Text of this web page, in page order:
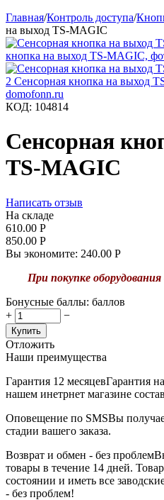
Главная/Контроль доступа/
на выход TS-MAGIC
КОД: 104814
Сенсорная
TS-MAGIC
Написать отзыв
На складе
610.00 Р
850.00 Р
Вы экономите: 240.00 Р
При покупке оборудования
Бонусные баллы: баллов
+
−
Купить
Отложить
Наши преимущества
Гарантия 12 месяцевГарантия
нашем инетрнет магазине
Оповещение по SMSВы
стадии вашего заказа.
Возврат и обмен - без проблем
товары в течение 14 дней.
состоянии и иметь все
- без проблем!